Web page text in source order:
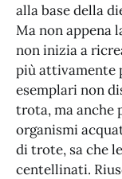
alla base della
Ma non appena
non inizia a
più attivamente
esemplari non
trota, ma anche
organismi
di trote, sa che
centellinati.